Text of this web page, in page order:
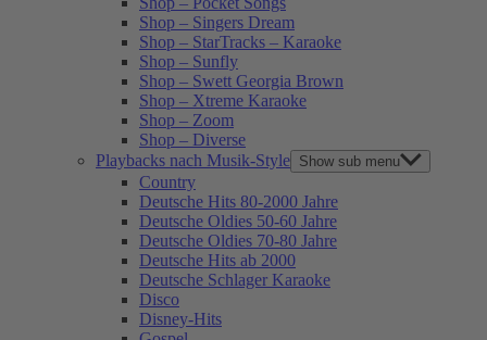
Shop – Singers Dream
Shop – StarTracks – Karaoke
Shop – Sunfly
Shop – Swett Georgia Brown
Shop – Xtreme Karaoke
Shop – Zoom
Shop – Diverse
Playbacks nach Musik-Style Show sub menu
Country
Deutsche Hits 80-2000 Jahre
Deutsche Oldies 50-60 Jahre
Deutsche Oldies 70-80 Jahre
Deutsche Hits ab 2000
Deutsche Schlager Karaoke
Disco
Disney-Hits